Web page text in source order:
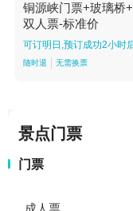
铜源峡门票+玻璃桥
双人票-标准价
可订明日,预订成功2小时
随时退 无需换票
景点门票
门票
成人票